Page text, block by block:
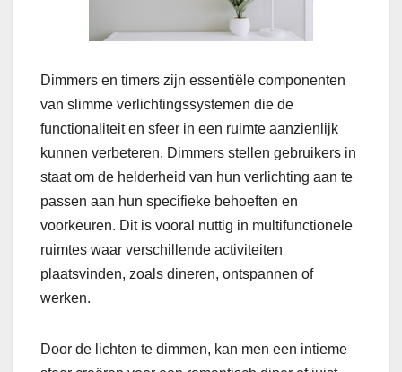
Dimmers en timers zijn essentiële componenten
van slimme verlichtingssystemen die de
functionaliteit en sfeer in een ruimte aanzienlijk
kunnen verbeteren. Dimmers stellen gebruikers in
staat om de helderheid van hun verlichting aan te
passen aan hun specifieke behoeften en
voorkeuren. Dit is vooral nuttig in multifunctionele
ruimtes waar verschillende activiteiten
plaatsvinden, zoals dineren, ontspannen of
werken.
Door de lichten te dimmen, kan men een intieme